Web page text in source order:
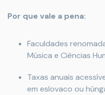
Por que vale a pena:
Faculdades
Música e Ciências
Taxas anuais
em eslovaco ou